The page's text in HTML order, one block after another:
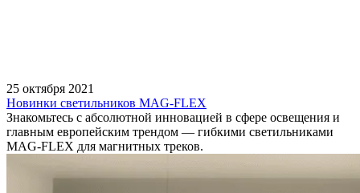
25 октября 2021
Новинки светильников MAG-FLEX
Знакомьтесь с абсолютной инновацией в сфере освещения и
главным европейским трендом — гибкими светильниками
MAG-FLEX для магнитных треков.